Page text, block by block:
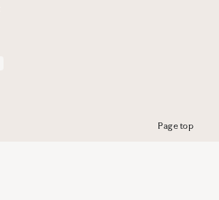
Page top